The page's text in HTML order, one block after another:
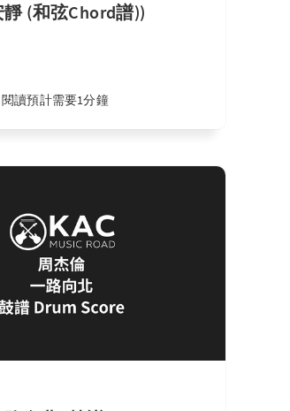
(和弦Chord譜))
閱讀預計需要1分鐘